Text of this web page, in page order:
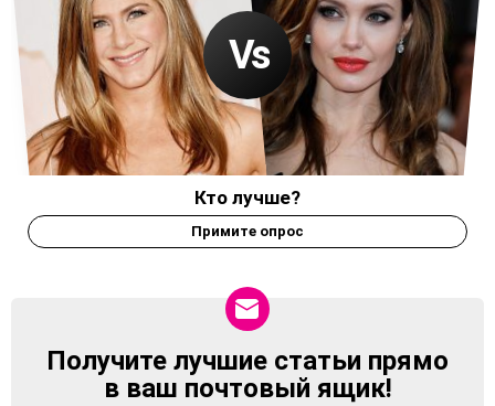
Кто лучше?
Примите опрос
NEWSLETTER
Получите лучшие статьи прямо
в ваш почтовый ящик!